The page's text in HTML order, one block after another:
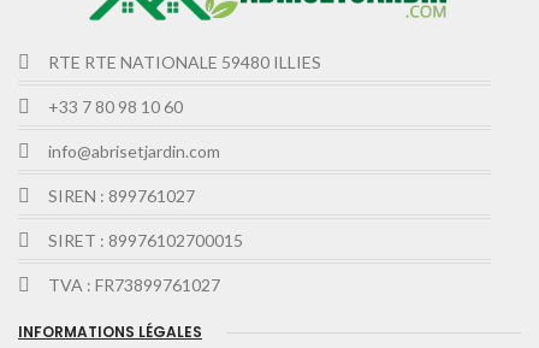
RTE RTE NATIONALE 59480 ILLIES
+33 7 80 98 10 60
info@abrisetjardin.com
SIREN : 899761027
SIRET : 89976102700015
TVA : FR73899761027
INFORMATIONS LÉGALES